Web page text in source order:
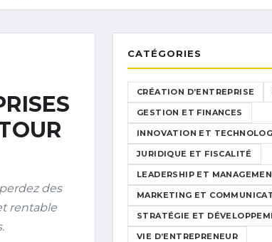
des
rentable
CATÉGORIES
CRÉATION D’ENTREPRISE
GESTION ET FINANCES
INNOVATION ET
JURIDIQUE ET FISCALITÉ
LEADERSHIP ET
MARKETING ET
STRATÉGIE ET
VIE D’ENTREPRENEUR